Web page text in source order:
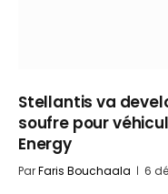
Stellantis va
soufre pour
Energy
ParFaris Bouchaala 6